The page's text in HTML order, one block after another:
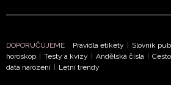
NEWSLETTER
DOPORUČUJEME Pravidla etikety | Slovník
horoskop | Testy a kvízy | Andělská čísla |
data narození | Letní trendy